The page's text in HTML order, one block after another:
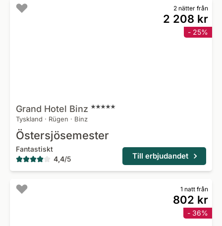
2 nätter från
2 208 kr
- 25%
Grand Hotel Binz
Tyskland · Rügen · Binz
Östersjösemester
Fantastiskt
4,4/5 Till erbjudandet
1 natt från
802 kr
- 36%